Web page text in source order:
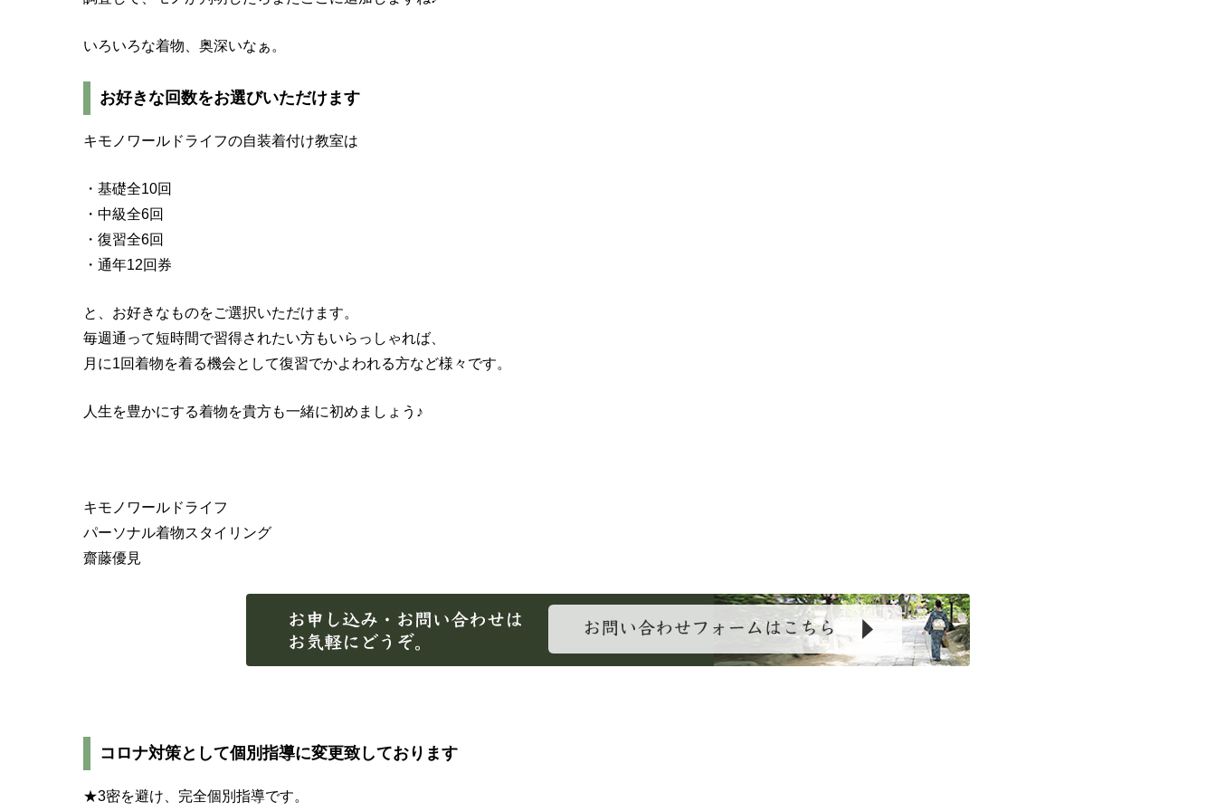
いろいろな着物、奥深いなぁ。
お好きな回数をお選びいただけます
キモノワールドライフの自装着付け教室は
・基礎全10回
・中級全6回
・復習全6回
・通年12回券
と、お好きなものをご選択いただけます。
毎週通って短時間で習得されたい方もいらっしゃれば、
月に1回着物を着る機会として復習でかよわれる方など様々です。
人生を豊かにする着物を貴方も一緒に初めましょう♪
キモノワールドライフ
パーソナル着物スタイリング
齋藤優見
コロナ対策として個別指導に変更致しております
★3密を避け、完全個別指導です。